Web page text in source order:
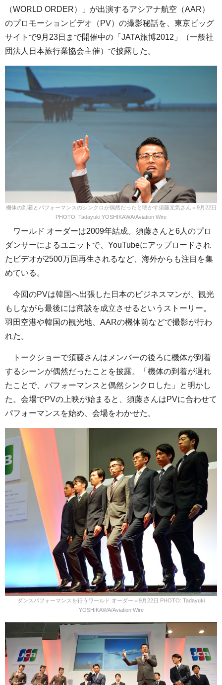
（WORLD ORDER）」が出演するアシアナ航空（AAR）
のプロモーションビデオ（PV）の撮影秘話を、東京ビッグ
サイトで9月23日まで開催中の「JATA旅博2012」（一般社
団法人日本旅行業協会主催）で披露した。
機体の到着とパフォーマンスのシンクロが偶然だったと明かす須藤元気さん＝9月22日
PHOTO: Tadayuki YOSHIKAWA/Aviation Wire
ワールド オーダーは2009年結成。須藤さんと6人のプロ
ダンサーによるユニットで、YouTubeにアップロードされ
たビデオが2500万回再生されるなど、海外からも注目を集
めている。
今回のPVは韓国へ出張した日本のビジネスマンが、観光
もしながら最後には商談を成立させるというストーリー。
羽田空港や韓国の観光地、AARの機体前などで撮影が行わ
れた。
トークショーで須藤さんはメンバーの後ろに機体が到着
するシーンが偶然だったことを披露。「機体の到着が遅れ
たことで、パフォーマンスと偶然シンクロした」と明かし
た。会場でPVの上映が始まると、須藤さんはPVに合わせて
パフォーマンスを始め、会場をわかせた。
ダンスパフォーマンスを行うワールド オーダー＝9月22日 PHOTO: Tadayuki
YOSHIKAWA/Aviation Wire